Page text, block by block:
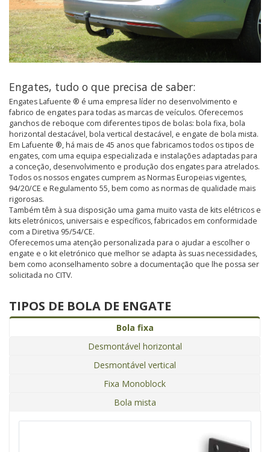
Engates, tudo o que precisa de saber:
Engates Lafuente ® é uma empresa líder no desenvolvimento e
fabrico de engates para todas as marcas de veículos. Oferecemos
ganchos de reboque com diferentes tipos de bolas: bola fixa, bola
horizontal destacável, bola vertical destacável, e engate de bola mista.
Em Lafuente ®, há mais de 45 anos que fabricamos todos os tipos de
engates, com uma equipa especializada e instalações adaptadas para
a conceção, desenvolvimento e produção dos engates para atrelados.
Todos os nossos engates cumprem as Normas Europeias vigentes,
94/20/CE e Regulamento 55, bem como as normas de qualidade mais
rigorosas.
Também têm à sua disposição uma gama muito vasta de kits elétricos e
kits eletrónicos, universais e específicos, fabricados em conformidade
com a Diretiva 95/54/CE.
Oferecemos uma atenção personalizada para o ajudar a escolher o
engate e o kit eletrónico que melhor se adapta às suas necessidades,
bem como aconselhamento sobre a documentação que lhe possa ser
solicitada no CITV.
TIPOS DE BOLA DE ENGATE
Bola fixa
Desmontável horizontal
Desmontável vertical
Fixa Monoblock
Bola mista